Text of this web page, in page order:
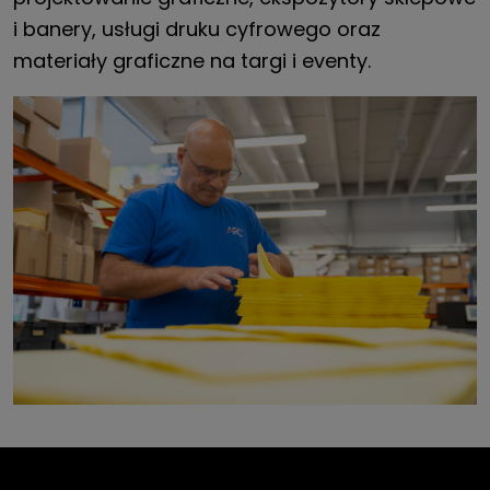
i banery, usługi druku cyfrowego oraz
materiały graficzne na targi i eventy.